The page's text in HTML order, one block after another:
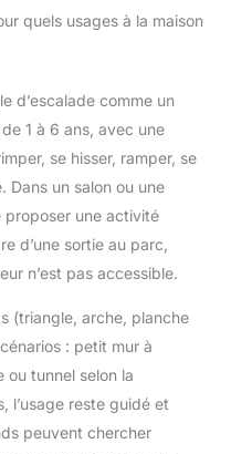
tente,
globale et
créatif Jouet
bonus : Train
inclus, livré
exclusive, pour
supplémentaire
: Se range
contre un
idéal pour les
de jeu Bois
quels usages à la maison
d’escalade comme un
1 à 6 ans, avec une
se hisser, ramper, se
Dans un salon ou une
proposer une activité
d’une sortie au parc,
n’est pas accessible.
(triangle, arche, planche
: petit mur à
ou tunnel selon la
l’usage reste guidé et
peuvent chercher